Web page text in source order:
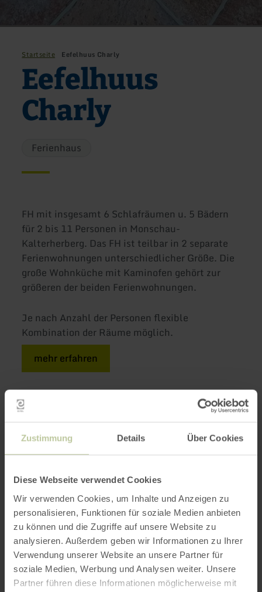
Zustimmung Details Über Cookies
Diese Webseite verwendet Cookies
Wir verwenden Cookies, um Inhalte und Anzeigen zu
personalisieren, Funktionen für soziale Medien anbieten
zu können und die Zugriffe auf unsere Website zu
analysieren. Außerdem geben wir Informationen zu Ihrer
Verwendung unserer Website an unsere Partner für
soziale Medien, Werbung und Analysen weiter. Unsere
Partner führen diese Informationen möglicherweise mit
Startseite Eefelhuus Charly
Eefelhuus
Charly
Ferienhaus
FH mit insgesamt 6 Schlafräumen u. 5 Bädern
für 2 bis 11 Personen in Monschau-
Kalterherberg. Das FH ist teilbar in 2 separate
Ferienwohnungen unterschiedlicher Größe. Die
große Wohnküche mit Kaminofen gehört zur
größeren der beiden Ferienwohnungen.
Je nach Anzahl der Personen flexible
Kombination der Räume möglich.
mehr erfahren
Weitere Infos
Ausstattungsmerkmale
Impressionen